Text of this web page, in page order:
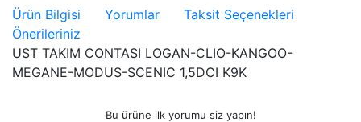
Ürün Bilgisi Yorumlar
Taksit Seçenekleri
Önerileriniz
UST TAKIM CONTASI LOGAN-CLIO-KANGOO-
MEGANE-MODUS-SCENIC 1,5DCI K9K
Bu ürüne ilk yorumu siz yapın!